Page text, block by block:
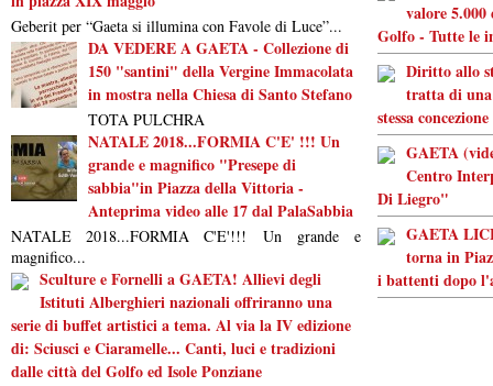
Geberit per “Gaeta si illumina con Favole di Luce”...
DA VEDERE A GAETA - Collezione di
150 "santini" della Vergine Immacolata
in mostra nella Chiesa di Santo Stefano
TOTA PULCHRA
NATALE 2018...FORMIA C'E' !!! Un
grande e magnifico "Presepe di
sabbia"in Piazza della Vittoria -
Anteprima video alle 17 dal PalaSabbia
NATALE 2018...FORMIA C'E'!!! Un grande e
magnifico...
Sculture e Fornelli a GAETA! Allievi degli
Istituti Alberghieri nazionali offriranno una
serie di buffet artistici a tema. Al via la IV edizione
di: Sciusci e Ciaramelle... Canti, luci e tradizioni
dalle città del Golfo ed Isole Ponziane
valore
Golfo - Tutte le
Diritto allo
tratta di
stessa
GAETA
Centro
Di Liegro"
GAETA
torna in
i battenti dopo